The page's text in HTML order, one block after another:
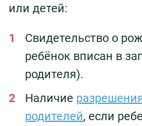
или детей:
Свидетельство о
ребёнок вписан в
родителя).
Наличие
родителей, если